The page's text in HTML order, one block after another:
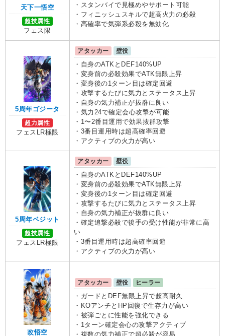
天下一悟空
超技属性
フェス限
・スタンバイで見極めやサポート可能
・フィニッシュスキルで超高火力の必殺
・高確率で気弾系必殺を無効化
5周年ゴジータ
超力属性
フェスLR極限
アタッカー
壁役
・自身のATKとDEF140%UP
・変身前の必殺効果でATK無限上昇
・変身後の1ターン目は確定回避
・攻撃するたびに気力とステータス上昇
・自身の気力補正が抜群に良い
・気力24で確定会心攻撃が可能
・1〜2番目運用で効果抜群攻撃
・3番目運用時は超高確率回避
・アクティブの火力が高い
5周年ベジット
超技属性
フェスLR極限
アタッカー
壁役
・自身のATKとDEF140%UP
・変身前の必殺効果でATK無限上昇
・変身後の1ターン目は確定回避
・攻撃するたびに気力とステータス上昇
・自身の気力補正が抜群に良い
・確定追撃必殺で後手の受け性能が非常に高
い
・3番目運用時は超高確率回避
・アクティブの火力が高い
改悟空
アタッカー 壁役
ヒーラー
・ガードとDEF無限上昇で超高耐久
・KOアンチとHP回復で生存力が高い
・被弾ごとに性能を強化できる
・1ターン確定会心の攻撃アクティブ
・複数の気力補正で超必殺が容易